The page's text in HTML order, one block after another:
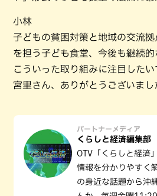
小林
子どもの貧困対策と地域の交流
を担う子ども食堂、今後も継続的
こういった取り組みに注目したい
宮里さん、ありがとうございまし
パートナーメディア
くらしと経済編集部
OTV「くらしと経済
情報を分かりやすく
の身近な話題から沖